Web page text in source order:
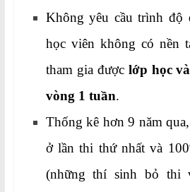
Không yêu cầu trình độ
học viên không có nền
tham gia được lớp học
vòng 1 tuần.
Thống kê hơn 9 năm
ở lần thi thứ nhất và
(những thí sinh bỏ thi